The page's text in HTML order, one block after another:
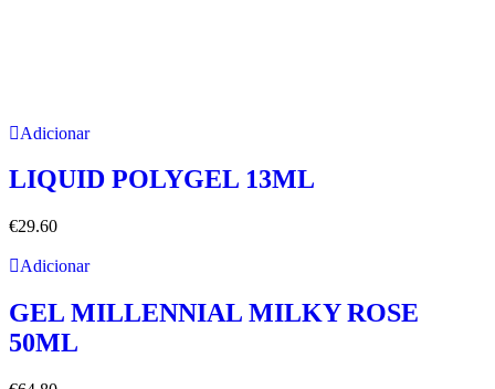
Adicionar
LIQUID POLYGEL 13ML
€29.60
Adicionar
GEL MILLENNIAL MILKY ROSE
50ML